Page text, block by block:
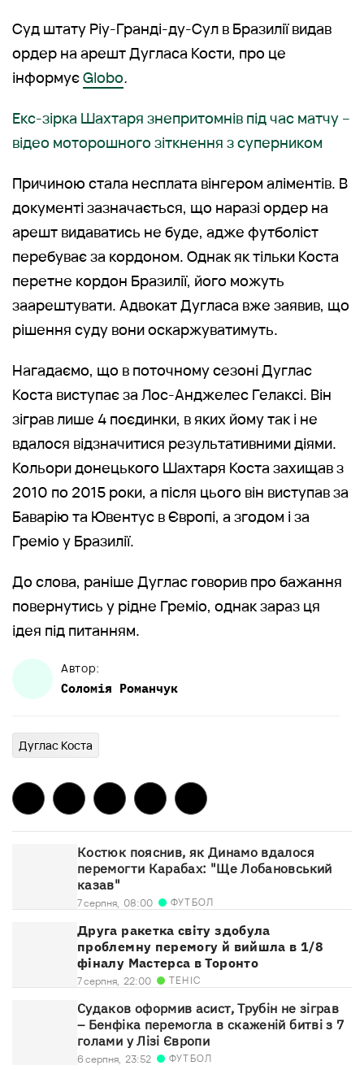
Суд штату Ріу-Гранді-ду-Сул в Бразилії видав
ордер на арешт Дугласа Кости, про це
інформуєGlobo.
Екс-зірка Шахтаря знепритомнів під час матчу –
відео моторошного зіткнення з суперником
Причиною стала несплата вінгером аліментів. В
документі зазначається, що наразі ордер на
арешт видаватись не буде, адже футболіст
перебуває за кордоном. Однак як тільки Коста
перетне кордон Бразилії, його можуть
заарештувати. Адвокат Дугласа вже заявив, що
рішення суду вони оскаржуватимуть.
Нагадаємо, що в поточному сезоні Дуглас
Коста виступає за Лос-Анджелес Гелаксі. Він
зіграв лише 4 поєдинки, в яких йому так і не
вдалося відзначитися результативними діями.
Кольори донецького Шахтаря Коста захищав з
2010 по 2015 роки, а після цього він виступав за
Баварію та Ювентус в Європі, а згодом і за
Греміо у Бразилії.
До слова, раніше Дуглас говорив про бажання
повернутись у рідне Греміо, однак зараз ця
ідея під питанням.
Автор:
Соломія Романчук
Дуглас Коста
Костюк пояснив, як Динамо вдалося
перемогти Карабах: "Ще Лобановський
казав"
7 серпня, 08:00 ФУТБОЛ
Друга ракетка світу здобула
проблемну перемогу й вийшла в 1/8
фіналу Мастерса в Торонто
7 серпня, 22:00 ТЕНІС
Судаков оформив асист, Трубін не зіграв
– Бенфіка перемогла в скаженій битві з 7
голами у Лізі Європи
6 серпня, 23:52 ФУТБОЛ